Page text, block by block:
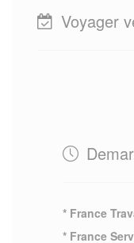
Voyager
* France
* France